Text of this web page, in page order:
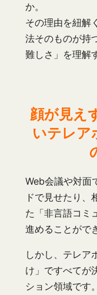
か。
その理由を紐解
法そのものが持
難しさ」を理解
顔が見え
いテレア
Web会議や対面
ドで見せたり、
た「非言語コミ
進めることがで
しかし、テレア
け」ですべてが
ション領域です。